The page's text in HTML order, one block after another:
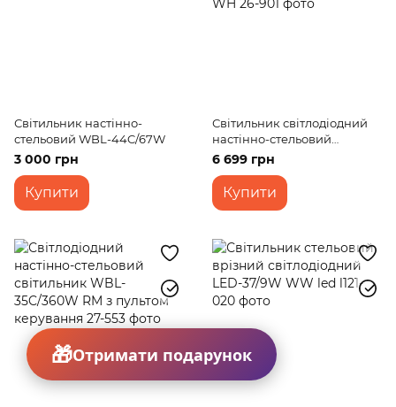
Світильник настінно-
стельовий WBL-44C/67W
3 000 грн
Купити
Світильник світлодіодний
настінно-стельовий
накладний LED BKL-
900C/36W NW WH
6 699 грн
Купити
Отримати подарунок